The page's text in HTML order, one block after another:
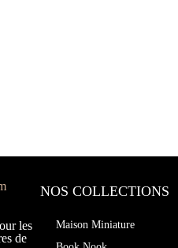
les
de
NOS COLLECTIONS
Maison Miniature